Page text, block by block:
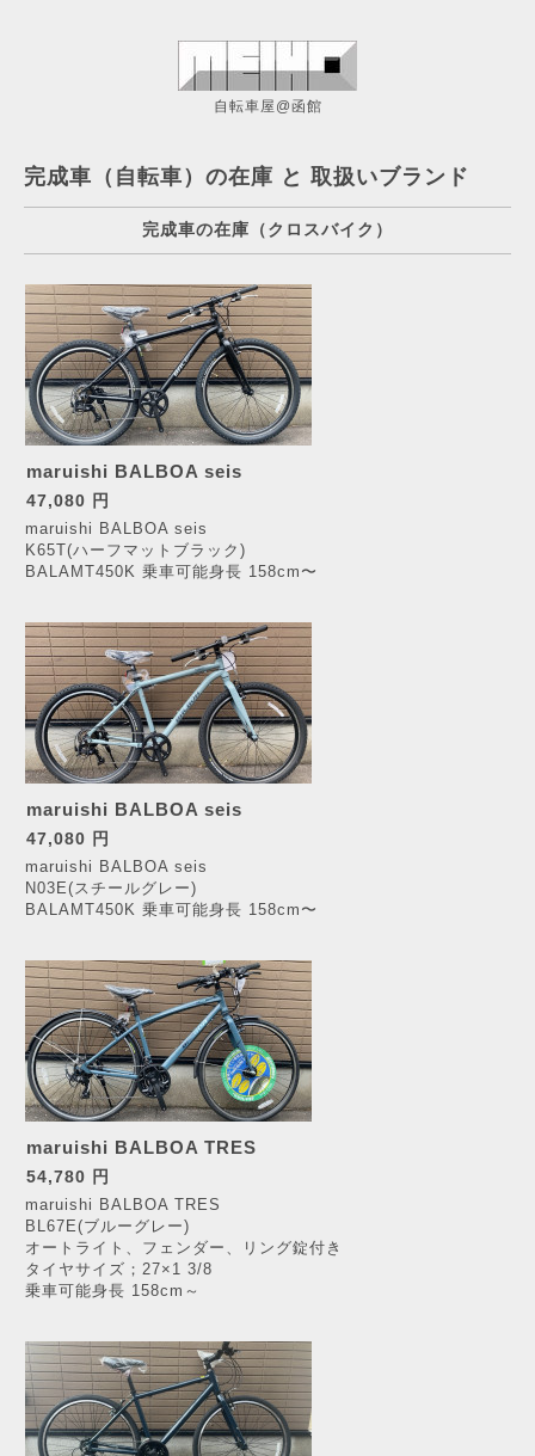
自転車屋@函館
完成車（自転車）の在庫 と 取扱いブランド
完成車の在庫（クロスバイク）
maruishi BALBOA seis
47,080 円
maruishi BALBOA seis
K65T(ハーフマットブラック)
BALAMT450K 乗車可能身長 158cm〜
maruishi BALBOA seis
47,080 円
maruishi BALBOA seis
N03E(スチールグレー)
BALAMT450K 乗車可能身長 158cm〜
maruishi BALBOA TRES
54,780 円
maruishi BALBOA TRES
BL67E(ブルーグレー)
オートライト、フェンダー、リング錠付き
タイヤサイズ；27×1 3/8
乗車可能身長 158cm～